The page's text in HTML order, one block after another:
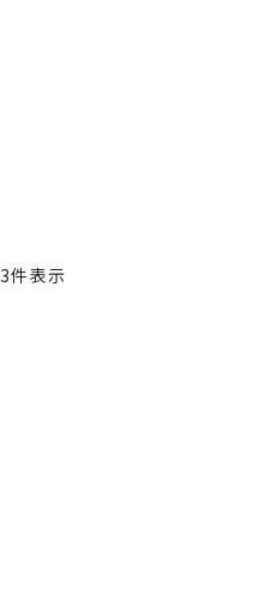
3件表示